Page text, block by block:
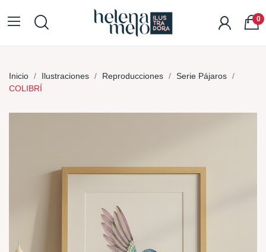
0
Inicio Ilustraciones Reproducciones
Serie Pájaros
COLIBRÍ